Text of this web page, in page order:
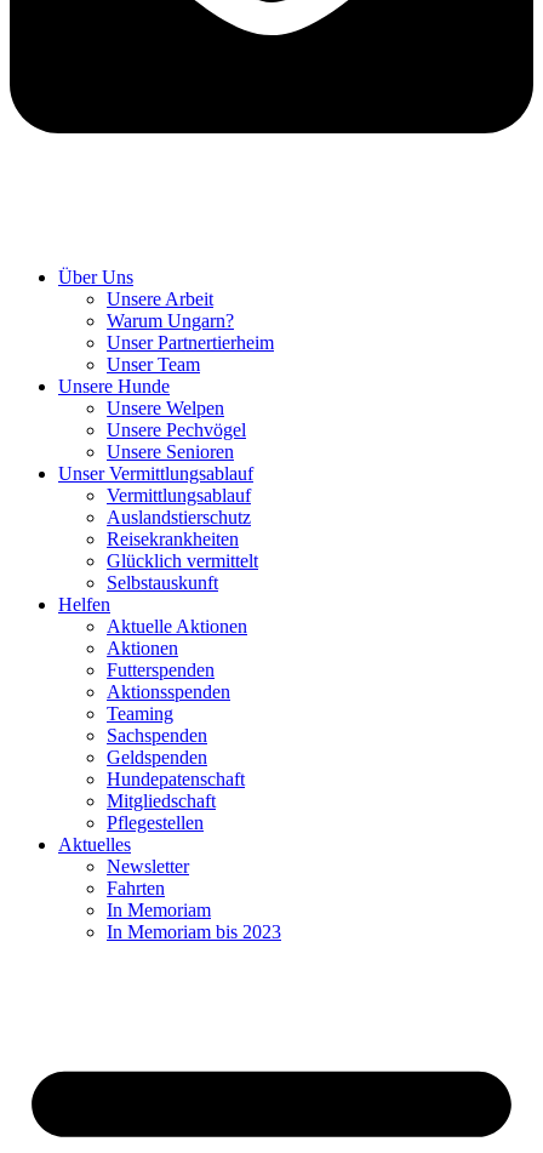
Über Uns
Unsere Arbeit
Warum Ungarn?
Unser Partnertierheim
Unser Team
Unsere Hunde
Unsere Welpen
Unsere Pechvögel
Unsere Senioren
Unser Vermittlungsablauf
Vermittlungsablauf
Auslandstierschutz
Reisekrankheiten
Glücklich vermittelt
Selbstauskunft
Helfen
Aktuelle Aktionen
Aktionen
Futterspenden
Aktionsspenden
Teaming
Sachspenden
Geldspenden
Hundepatenschaft
Mitgliedschaft
Pflegestellen
Aktuelles
Newsletter
Fahrten
In Memoriam
In Memoriam bis 2023